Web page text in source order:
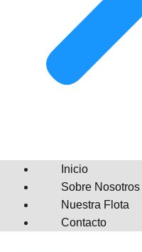
Inicio
Sobre Nosotros
Nuestra Flota
Contacto